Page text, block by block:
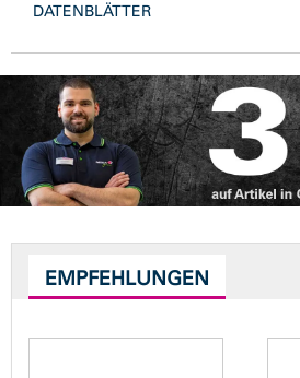
DATENBLÄTTER
EMPFEHLUNGEN